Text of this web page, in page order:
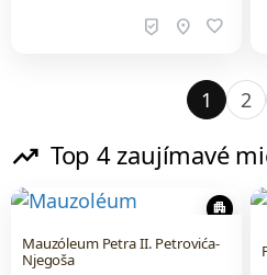
beenhere location_on favorite
1 2
trending_up Top 4 zaujímavé
apartment
Mauzóleum Petra II. Petrovića-
Njegoša